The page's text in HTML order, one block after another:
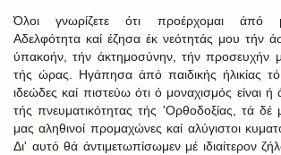
Όλοι γνωρίζετε ότι προέρχομαι άπό
Αδελφότητα καί έζησα έκ νεότητάς μου τήν
ύπακοήν, τήν άκτημοσύνην, τήν προσευχήν
τής ώρας. Ηγάπησα άπό παιδικής ήλικίας τό
ιδεώδες καί πιστεύω ότι ό μοναχισμός είναι ή
τής πνευματικότητας τής 'Ορθοδοξίας, τά δέ
μας αληθινοί προμαχώνες καί αλύγιστοι
Δι' αυτό θά άντιμετωπίσωμεν μέ ιδιαίτερον